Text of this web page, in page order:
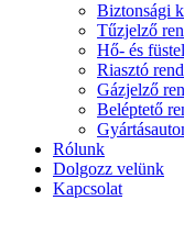
Biztonsági
Tűzjelző
Hő- és
Riasztó
Gázjelző
Beléptető
Rólunk
Dolgozz velünk
Kapcsolat